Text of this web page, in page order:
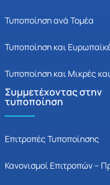
Τυποποίηση ανά Τομέα
Τυποποίηση και
Τυποποίηση και Μικρές
Συμμετέχοντας στην
τυποποίηση
Επιτροπές Τυποποίησης
Κανονισμοί Επιτροπών –